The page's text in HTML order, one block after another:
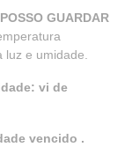
GUARDAR
e umidade.
vi de
vencido .